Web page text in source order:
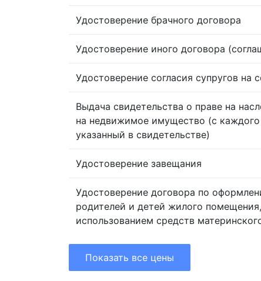
Удостоверение брачного договора
Удостоверение иного договора
Удостоверение согласия супругов на
Выдача свидетельства о праве на
на недвижимое имущество (с
указанный в свидетельстве)
Удостоверение завещания
Удостоверение договора по
родителей и детей жилого
использованием средств
Показать все цены